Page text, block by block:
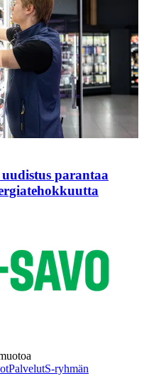
parantaa
PalvelutS-ryhmän